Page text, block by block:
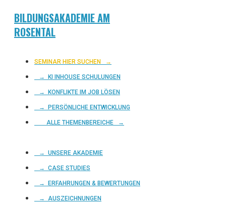
BILDUNGSAKADEMIE AM
ROSENTAL
SEMINAR HIER SUCHEN →
→ KI INHOUSE SCHULUNGEN
→ KONFLIKTE IM JOB LÖSEN
→ PERSÖNLICHE ENTWICKLUNG
ALLE THEMENBEREICHE →
→ UNSERE AKADEMIE
→ CASE STUDIES
→ ERFAHRUNGEN & BEWERTUNGEN
→ AUSZEICHNUNGEN